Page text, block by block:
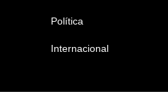
Política
Internacional